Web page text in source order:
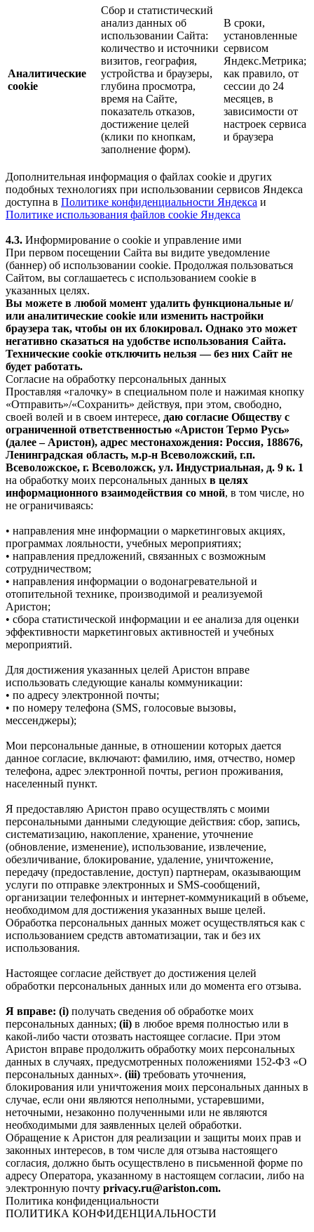
Аналитические
cookie
Сбор и статистический
анализ данных об
использовании Сайта:
количество и источники
визитов, география,
устройства и браузеры,
глубина просмотра,
время на Сайте,
показатель отказов,
достижение целей
(клики по кнопкам,
заполнение форм).
В сроки,
установленные
сервисом
Яндекс.Метрика;
как правило, от
сессии до 24
месяцев, в
зависимости от
настроек сервиса
и браузера
Дополнительная информация о файлах cookie и других
подобных технологиях при использовании сервисов Яндекса
доступна в Политике конфиденциальности Яндекса и
Политике использования файлов cookie Яндекса
4.3. Информирование о cookie и управление ими
При первом посещении Сайта вы видите уведомление
(баннер) об использовании cookie. Продолжая пользоваться
Сайтом, вы соглашаетесь с использованием cookie в
указанных целях.
Вы можете в любой момент удалить функциональные и/
или аналитические cookie или изменить настройки
браузера так, чтобы он их блокировал. Однако это может
негативно сказаться на удобстве использования Сайта.
Технические cookie отключить нельзя — без них Сайт не
будет работать.
Согласие на обработку персональных данных
Проставляя «галочку» в специальном поле и нажимая кнопку
«Отправить»/«Сохранить» действуя, при этом, свободно,
своей волей и в своем интересе, даю согласие Обществу с
ограниченной ответственностью «Аристон Термо Русь»
(далее – Аристон), адрес местонахождения: Россия, 188676,
Ленинградская область, м.р-н Всеволожский, г.п.
Всеволожское, г. Всеволожск, ул. Индустриальная, д. 9 к. 1
на обработку моих персональных данных в целях
информационного взаимодействия со мной, в том числе, но
не ограничиваясь:
• направления мне информации о маркетинговых акциях,
программах лояльности, учебных мероприятиях;
• направления предложений, связанных с возможным
сотрудничеством;
• направления информации о водонагревательной и
отопительной технике, производимой и реализуемой
Аристон;
• сбора статистической информации и ее анализа для оценки
эффективности маркетинговых активностей и учебных
мероприятий.
Для достижения указанных целей Аристон вправе
использовать следующие каналы коммуникации:
• по адресу электронной почты;
• по номеру телефона (SMS, голосовые вызовы,
мессенджеры);
Мои персональные данные, в отношении которых дается
данное согласие, включают: фамилию, имя, отчество, номер
телефона, адрес электронной почты, регион проживания,
населенный пункт.
Я предоставляю Аристон право осуществлять с моими
персональными данными следующие действия: сбор, запись,
систематизацию, накопление, хранение, уточнение
(обновление, изменение), использование, извлечение,
обезличивание, блокирование, удаление, уничтожение,
передачу (предоставление, доступ) партнерам, оказывающим
услуги по отправке электронных и SMS‑сообщений,
организации телефонных и интернет‑коммуникаций в объеме,
необходимом для достижения указанных выше целей.
Обработка персональных данных может осуществляться как с
использованием средств автоматизации, так и без их
использования.
Настоящее согласие действует до достижения целей
обработки персональных данных или до момента его отзыва.
Я вправе: (i) получать сведения об обработке моих
персональных данных; (ii) в любое время полностью или в
какой-либо части отозвать настоящее согласие. При этом
Аристон вправе продолжить обработку моих персональных
данных в случаях, предусмотренных положениями 152-ФЗ «О
персональных данных». (iii) требовать уточнения,
блокирования или уничтожения моих персональных данных в
случае, если они являются неполными, устаревшими,
неточными, незаконно полученными или не являются
необходимыми для заявленных целей обработки.
Обращение к Аристон для реализации и защиты моих прав и
законных интересов, в том числе для отзыва настоящего
согласия, должно быть осуществлено в письменной форме по
адресу Оператора, указанному в настоящем согласии, либо на
электронную почту privacy.ru@ariston.com.
Политика конфиденциальности
ПОЛИТИКА КОНФИДЕНЦИАЛЬНОСТИ